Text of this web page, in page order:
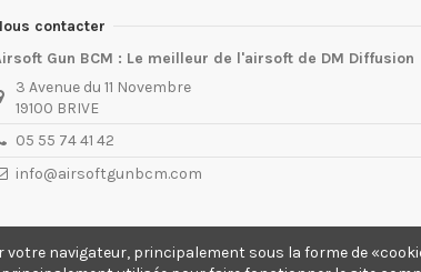
contacter
Gun BCM : Le meilleur de l'airsoft de DM Diffusion
3 Avenue du 11 Novembre
19100 BRIVE
05 55 74 41 42
info@airsoftgunbcm.com
navigateur, principalement sous la forme de